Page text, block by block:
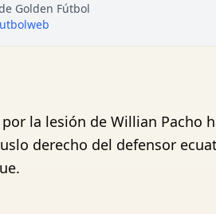
Golden Fútbol
la lesión de Willian Pacho
derecho del defensor